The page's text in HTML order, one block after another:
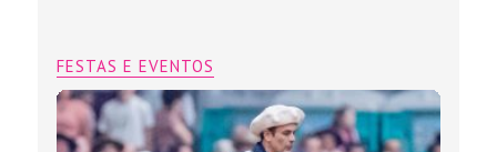
FESTAS E EVENTOS